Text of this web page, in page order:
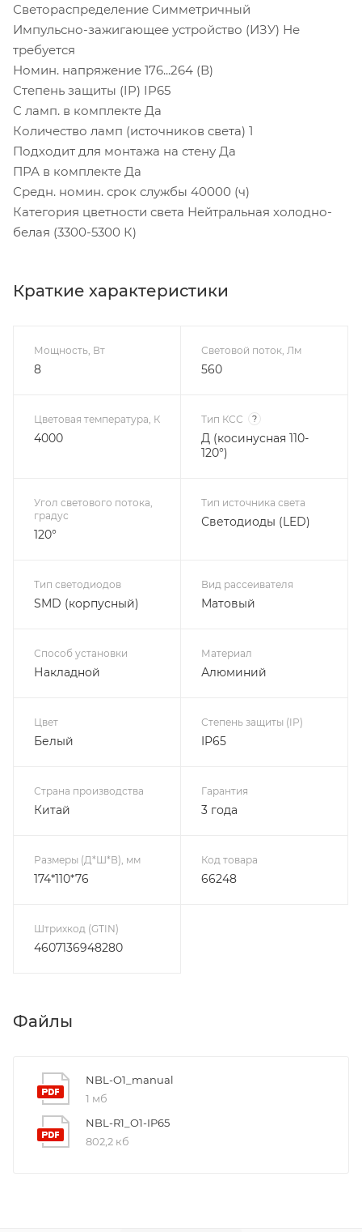
Светораспределение Симметричный
Импульсно-зажигающее устройство (ИЗУ) Не
требуется
Номин. напряжение 176...264 (В)
Степень защиты (IP) IP65
С ламп. в комплекте Да
Количество ламп (источников света) 1
Подходит для монтажа на стену Да
ПРА в комплекте Да
Средн. номин. срок службы 40000 (ч)
Категория цветности света Нейтральная холодно-
белая (3300-5300 К)
Краткие характеристики
Мощность, Вт
8
Световой поток, Лм
560
Цветовая температура, К
4000
Тип КСС ?
Д (косинусная 110-
120°)
Угол светового потока,
градус
120°
Тип источника света
Светодиоды (LED)
Тип светодиодов
SMD (корпусный)
Вид рассеивателя
Матовый
Способ установки
Накладной
Материал
Алюминий
Цвет
Белый
Степень защиты (IP)
IP65
Страна производства
Китай
Гарантия
3 года
Размеры (Д*Ш*В), мм
174*110*76
Код товара
66248
Штрихкод (GTIN)
4607136948280
Файлы
NBL-O1_manual
1 мб
NBL-R1_O1-IP65
802,2 кб